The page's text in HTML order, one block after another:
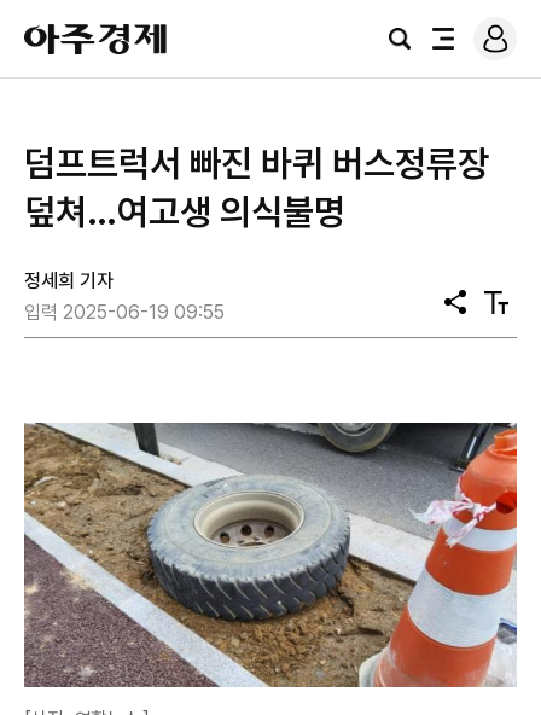
아
주
경
검
전
로
그
덤프트럭서 빠진 바퀴 버스정류장
덮쳐…여고생 의식불명
정세희 기자
입력 2025-06-19 09:55
공
유
텍
스